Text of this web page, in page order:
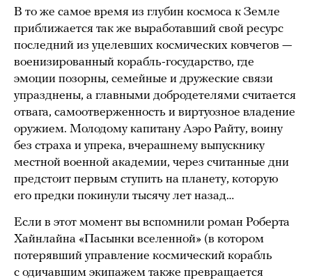
В то же самое время из глубин космоса к Земле
приближается так же выработавший свой ресурс
последний из уцелевших космических ковчегов —
военизированный корабль-государство, где
эмоции позорны, семейные и дружеские связи
упразднены, а главными добродетелями считается
отвага, самоотверженность и виртуозное владение
оружием. Молодому капитану Аэро Райту, воину
без страха и упрека, вчерашнему выпускнику
местной военной академии, через считанные дни
предстоит первым ступить на планету, которую
его предки покинули тысячу лет назад…
Если в этот момент вы вспомнили роман Роберта
Хайнлайна «Пасынки вселенной» (в котором
потерявший управление космический корабль
с одичавшим экипажем также превращается